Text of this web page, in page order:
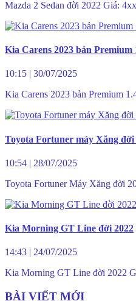
Mazda 2 Sedan đời 2022 Giá:
Kia Carens 2023 bản Premium
10:15 | 30/07/2025
Kia Carens 2023 bản Premium
Toyota Fortuner máy Xăng đời
10:54 | 28/07/2025
Toyota Fortuner Máy Xăng đời
Kia Morning GT Line đời 2022
14:43 | 24/07/2025
Kia Morning GT Line đời 2022
BÀI VIẾT MỚI